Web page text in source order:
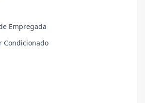
Empregada
Condicionado